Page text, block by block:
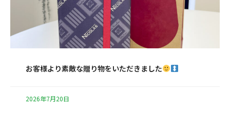
お客様より素敵な贈り物をいただきました
2026年7月20日